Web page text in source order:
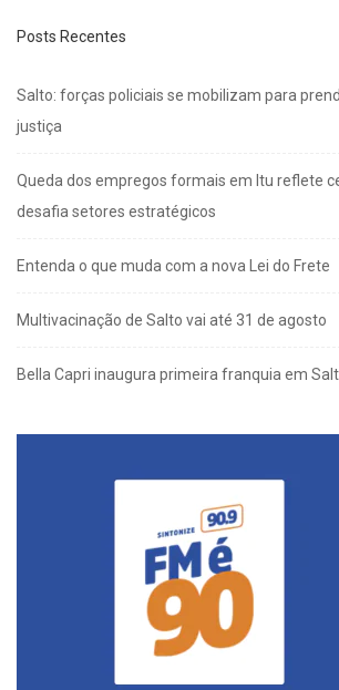
Posts Recentes
Salto: forças policiais se mobilizam para
justiça
Queda dos empregos formais em Itu reflete
desafia setores estratégicos
Entenda o que muda com a nova Lei do Frete
Multivacinação de Salto vai até 31 de agosto
Bella Capri inaugura primeira franquia em